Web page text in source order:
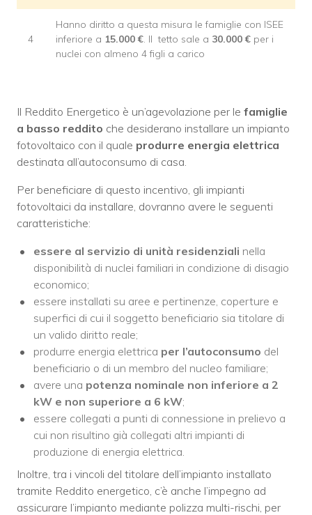
4
Hanno diritto a questa misura le famiglie con ISEE
inferiore a 15.000 €. Il tetto sale a 30.000 € per i
nuclei con almeno 4 figli a carico
Il Reddito Energetico è un’agevolazione per le famiglie
a basso reddito che desiderano installare un impianto
fotovoltaico con il quale produrre energia elettrica
destinata all’autoconsumo di casa.
Per beneficiare di questo incentivo, gli impianti
fotovoltaici da installare, dovranno avere le seguenti
caratteristiche:
essere al servizio di unità residenziali nella
disponibilità di nuclei familiari in condizione di disagio
economico;
essere installati su aree e pertinenze, coperture e
superfici di cui il soggetto beneficiario sia titolare di
un valido diritto reale;
produrre energia elettrica per l’autoconsumo del
beneficiario o di un membro del nucleo familiare;
avere una potenza nominale non inferiore a 2
kW e non superiore a 6 kW;
essere collegati a punti di connessione in prelievo a
cui non risultino già collegati altri impianti di
produzione di energia elettrica.
Inoltre, tra i vincoli del titolare dell’impianto installato
tramite Reddito energetico, c’è anche l’impegno ad
assicurare l’impianto mediante polizza multi-rischi, per